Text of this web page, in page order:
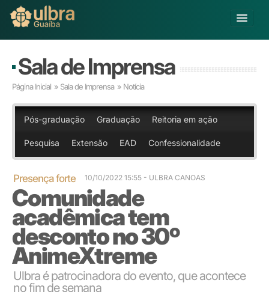
Buscar
Já sou Aluno
Matricule-se
Educação Básica
Graduação
Pós-graduação
Educação a Distância
Pesquisa
Extensão
Infraestrutura e Serviços
Inovação
Sobre a ULBRA
Sala de Imprensa
Página Inicial » Sala de Imprensa » Notícia
Pós-graduação Graduação Reitoria em ação
Pesquisa Extensão EAD Confessionalidade
Presença forte 10/10/2022 15:55 - ULBRA CANOAS
Comunidade
acadêmica tem
desconto no 30º
AnimeXtreme
Ulbra é patrocinadora do evento, que acontece
no fim de semana